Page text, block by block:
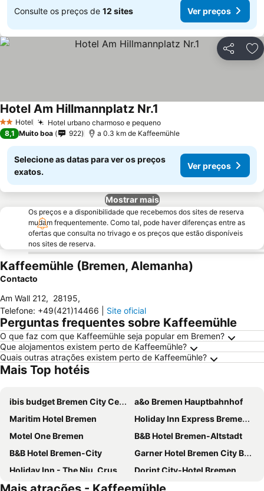
Consulte os preços de 12 sites Ver preços
Partilhar
2 Estrelas
Hotel Hotel urbano charmoso e pequeno
Hotel Am Hillmannplatz Nr.1
8,1 Muito boa 922 a 0.3 km de Kaffeemühle
Selecione as datas para ver os preços
exatos.
Ver preços
Mostrar mais
Os preços e a disponibilidade que recebemos dos sites de reserva
mudam frequentemente. Como tal, pode haver diferenças entre as
ofertas que consulta no trivago e os preços que estão disponíveis
nos sites de reserva.
Kaffeemühle (Bremen, Alemanha)
Contacto
Am Wall 212, 28195,
Telefone: +49(421)14466 Site oficial
Perguntas frequentes sobre Kaffeemühle
O que faz com que Kaffeemühle seja popular em Bremen?
Que alojamentos existem perto de Kaffeemühle?
Quais outras atrações existem perto de Kaffeemühle?
Mais Top hotéis
ibis budget Bremen City Center
a&o Bremen Hauptbahnhof
Maritim Hotel Bremen
Holiday Inn Express Bremen Airport By Ihg
Motel One Bremen
B&B Hotel Bremen-Altstadt
B&B Hotel Bremen-City
Garner Hotel Bremen City By Ihg
Holiday Inn - The Niu, Crusoe Bremen Airport By Ihg
Dorint City-Hotel Bremen
Best Western Hotel Achim Bremen
Hotel Bremer Haus